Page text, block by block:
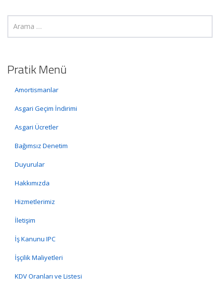
Pratik Menü
Amortismanlar
Asgari Geçim İndirimi
Asgari Ücretler
Bağımsız Denetim
Duyurular
Hakkımızda
Hizmetlerimiz
İletişim
İş Kanunu IPC
İşçilik Maliyetleri
KDV Oranları ve Listesi